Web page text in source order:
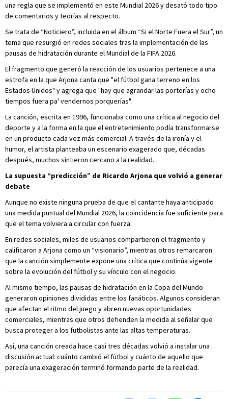
una regla que se implementó en este Mundial 2026 y desató todo tipo
de comentarios y teorías al respecto.
Se trata de “Noticiero”, incluida en el álbum “Si el Norte Fuera el Sur”, un
tema que resurgió en redes sociales tras la implementación de las
pausas de hidratación durante el Mundial de la FIFA 2026.
El fragmento que generó la reacción de los usuarios pertenece a una
estrofa en la que Arjona canta que "el fútbol gana terreno en los
Estados Unidos" y agrega que "hay que agrandar las porterías y ocho
tiempos fuera pa' vendernos porquerías".
La canción, escrita en 1996, funcionaba como una crítica al negocio del
deporte y a la forma en la que el entretenimiento podía transformarse
en un producto cada vez más comercial. A través de la ironía y el
humor, el artista planteaba un escenario exagerado que, décadas
después, muchos sintieron cercano a la realidad.
La supuesta “predicción” de Ricardo Arjona que volvió a generar
debate
Aunque no existe ninguna prueba de que el cantante haya anticipado
una medida puntual del Mundial 2026, la coincidencia fue suficiente para
que el tema volviera a circular con fuerza.
En redes sociales, miles de usuarios compartieron el fragmento y
calificaron a Arjona como un “visionario”, mientras otros remarcaron
que la canción simplemente expone una crítica que continúa vigente
sobre la evolución del fútbol y su vínculo con el negocio.
Al mismo tiempo, las pausas de hidratación en la Copa del Mundo
generaron opiniones divididas entre los fanáticos. Algunos consideran
que afectan el ritmo del juego y abren nuevas oportunidades
comerciales, mientras que otros defienden la medida al señalar que
busca proteger a los futbolistas ante las altas temperaturas.
Así, una canción creada hace casi tres décadas volvió a instalar una
discusión actual: cuánto cambió el fútbol y cuánto de aquello que
parecía una exageración terminó formando parte de la realidad.